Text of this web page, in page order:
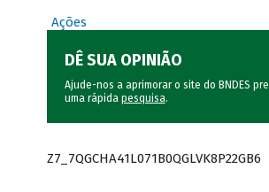
Ações
DÊ SUA OPINIÃO
Ajude-nos a aprimorar o site do BNDES
uma rápida pesquisa.
Z7_7QGCHA41L071B0QGLVK8P22GB6